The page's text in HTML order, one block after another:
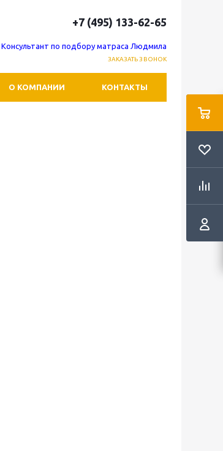
+7 (495) 133-62-65
Консультант по подбору матраса Людмила
ЗАКАЗАТЬ ЗВОНОК
О КОМПАНИИ КОНТАКТЫ